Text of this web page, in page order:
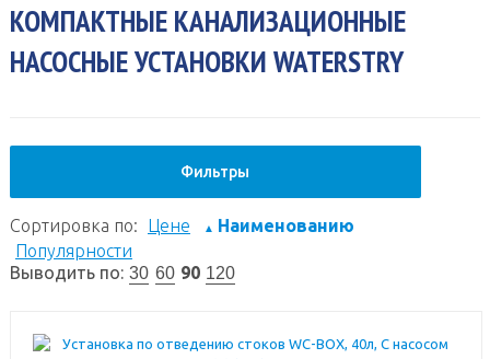
КОМПАКТНЫЕ КАНАЛИЗАЦИОННЫЕ
НАСОСНЫЕ УСТАНОВКИ WATERSTRY
Фильтры
Сортировка по: Цене ▲ Наименованию
Популярности
Выводить по: 30 60 90 120